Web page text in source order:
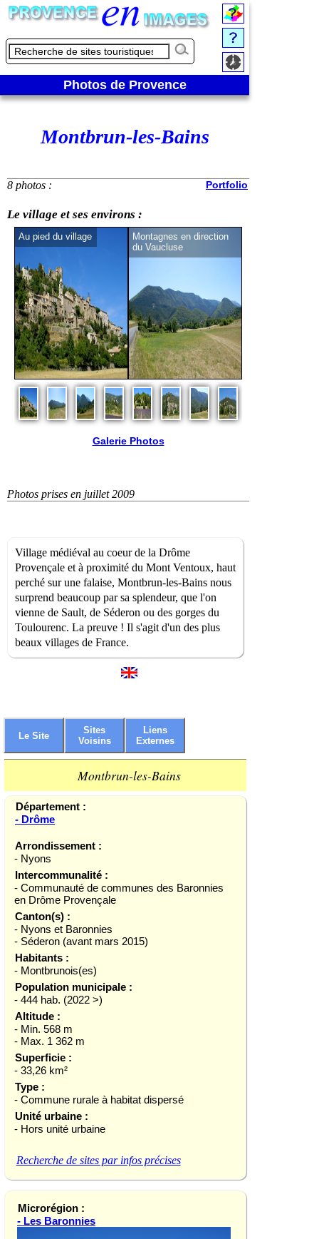
Photos de Provence
Montbrun-les-Bains
8 photos : Portfolio
Le village et ses environs :
Au pied du village
Montagnes en direction
du Vaucluse
Galerie Photos
Photos prises en juillet 2009
Village médiéval au coeur de la Drôme
Provençale et à proximité du Mont Ventoux, haut
perché sur une falaise, Montbrun-les-Bains nous
surprend beaucoup par sa splendeur, que l'on
vienne de Sault, de Séderon ou des gorges du
Toulourenc. La preuve ! Il s'agit d'un des plus
beaux villages de France.
Le Site
Sites
Voisins
Liens
Externes
Montbrun-les-Bains
Département :
- Drôme
Arrondissement :
- Nyons
Intercommunalité :
- Communauté de communes des Baronnies
en Drôme Provençale
Canton(s) :
- Nyons et Baronnies
- Séderon (avant mars 2015)
Habitants :
- Montbrunois(es)
Population municipale :
- 444 hab. (2022 >)
Altitude :
- Min. 568 m
- Max. 1 362 m
Superficie :
- 33,26 km²
Type :
- Commune rurale à habitat dispersé
Unité urbaine :
- Hors unité urbaine
Recherche de sites par infos précises
Microrégion :
- Les Baronnies